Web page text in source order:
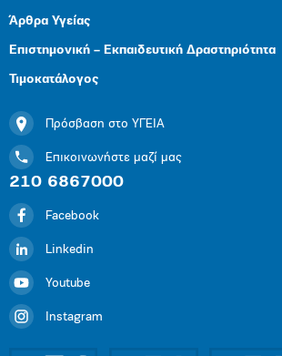
Άρθρα Υγείας
Επιστημονική – Εκπαιδευτική Δραστηριότητα
Τιμοκατάλογος
Πρόσβαση στο ΥΓΕΙΑ
Επικοινωνήστε μαζί μας
210 6867000
Facebook
Linkedin
Youtube
Instagram